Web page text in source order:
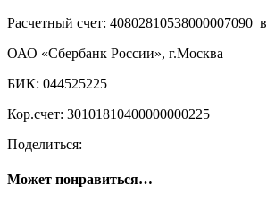
Расчетный счет: 40802810538000007090 в
ОАО «Сбербанк России», г.Москва
БИК: 044525225
Кор.счет: 30101810400000000225
Поделиться:
Может понравиться…